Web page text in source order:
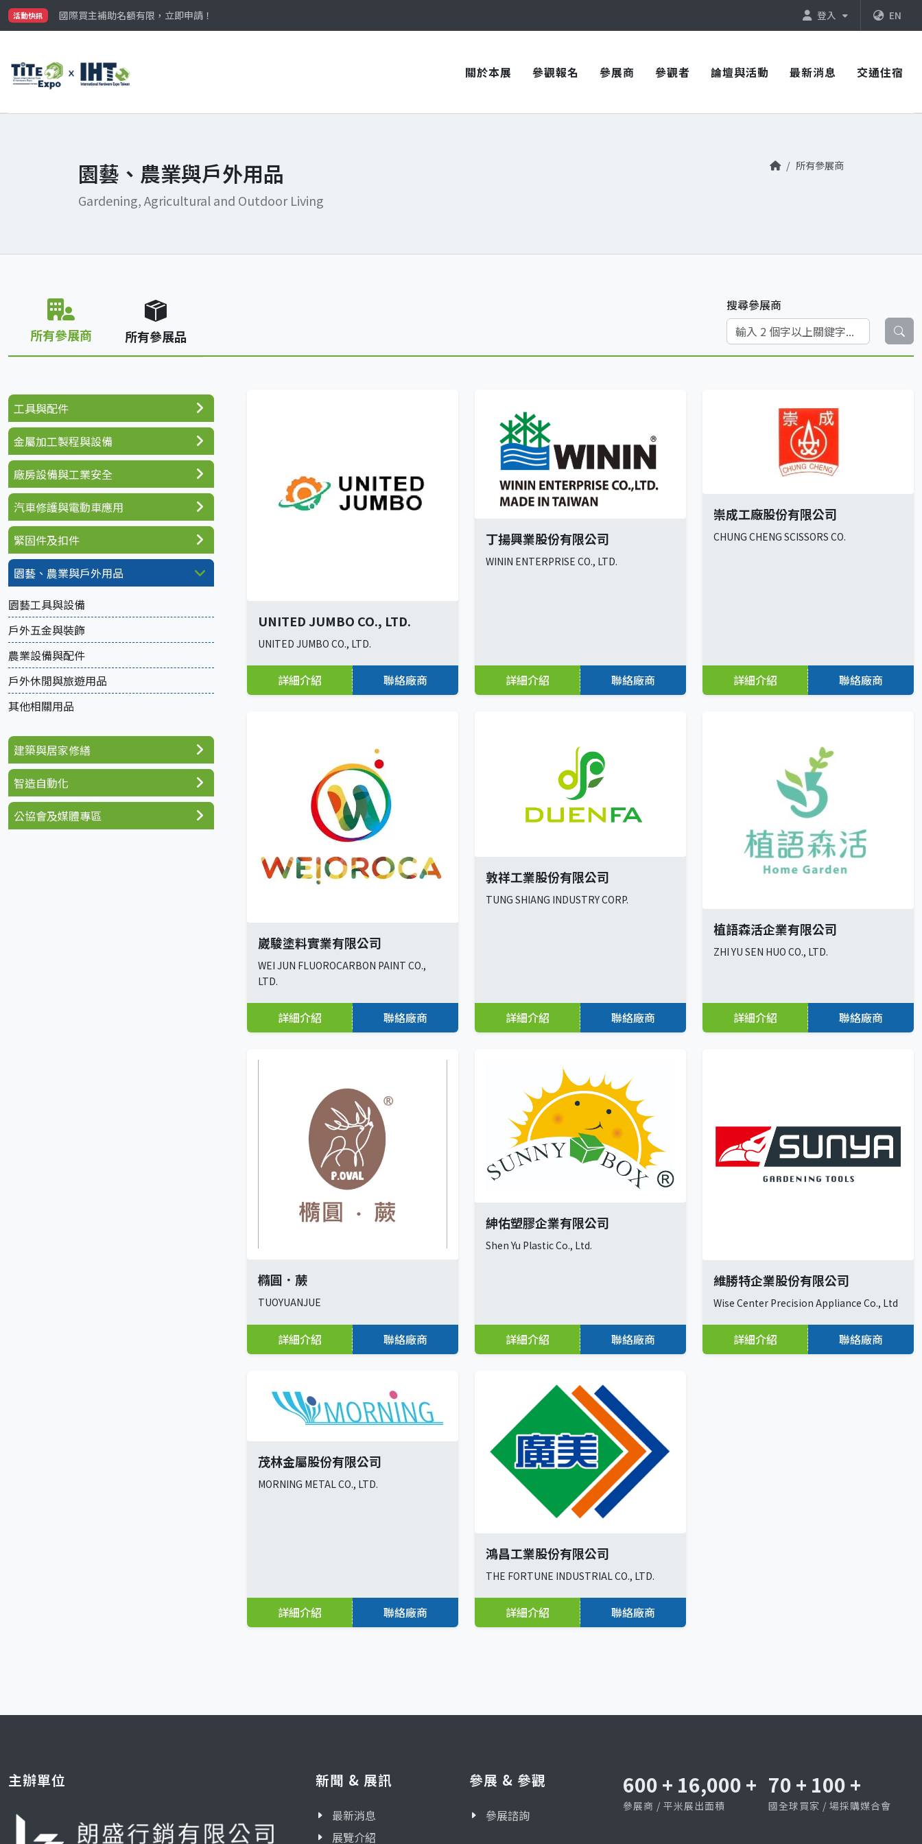
活動快訊
國際買主補助名額有限，立即申請！
參觀門票開放申請中‼️
登入 EN
關於本展 參觀報名 參展商 參觀者 論壇與活動 最新消息 交通住宿
園藝、農業與戶外用品
Gardening, Agricultural and Outdoor Living
所有參展商
所有參展商 所有參展品
搜尋參展商
UNITED JUMBO CO., LTD.
UNITED JUMBO CO., LTD.
詳細介紹 聯絡廠商
丁揚興業股份有限公司
WININ ENTERPRISE CO., LTD.
詳細介紹 聯絡廠商
崇成工廠股份有限公司
CHUNG CHENG SCISSORS CO.
詳細介紹 聯絡廠商
崴駿塗料實業有限公司
WEI JUN FLUOROCARBON PAINT CO.,
LTD.
詳細介紹 聯絡廠商
敦祥工業股份有限公司
TUNG SHIANG INDUSTRY CORP.
詳細介紹 聯絡廠商
植語森活企業有限公司
ZHI YU SEN HUO CO., LTD.
詳細介紹 聯絡廠商
橢圓．蕨
TUOYUANJUE
詳細介紹 聯絡廠商
紳佑塑膠企業有限公司
Shen Yu Plastic Co., Ltd.
詳細介紹 聯絡廠商
維勝特企業股份有限公司
Wise Center Precision Appliance Co., Ltd
詳細介紹 聯絡廠商
茂林金屬股份有限公司
MORNING METAL CO., LTD.
詳細介紹 聯絡廠商
鴻昌工業股份有限公司
THE FORTUNE INDUSTRIAL CO., LTD.
詳細介紹 聯絡廠商
工具與配件
金屬加工製程與設備
廠房設備與工業安全
汽車修護與電動車應用
緊固件及扣件
園藝、農業與戶外用品
園藝工具與設備
戶外五金與裝飾
農業設備與配件
戶外休閒與旅遊用品
其他相關用品
建築與居家修繕
智造自動化
公協會及媒體專區
主辦單位 新聞 & 展訊
最新消息
展覽介紹
參展 & 參觀
參展諮詢
600 + 16,000 +
參展商 / 平米展出面積
70 + 100 +
國全球買家 / 場採購媒合會